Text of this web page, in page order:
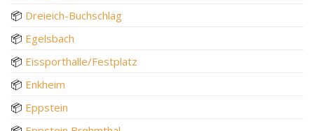
📦 Dreieich-Buchschlag
📦 Egelsbach
📦 Eissporthalle/Festplatz
📦 Enkheim
📦 Eppstein